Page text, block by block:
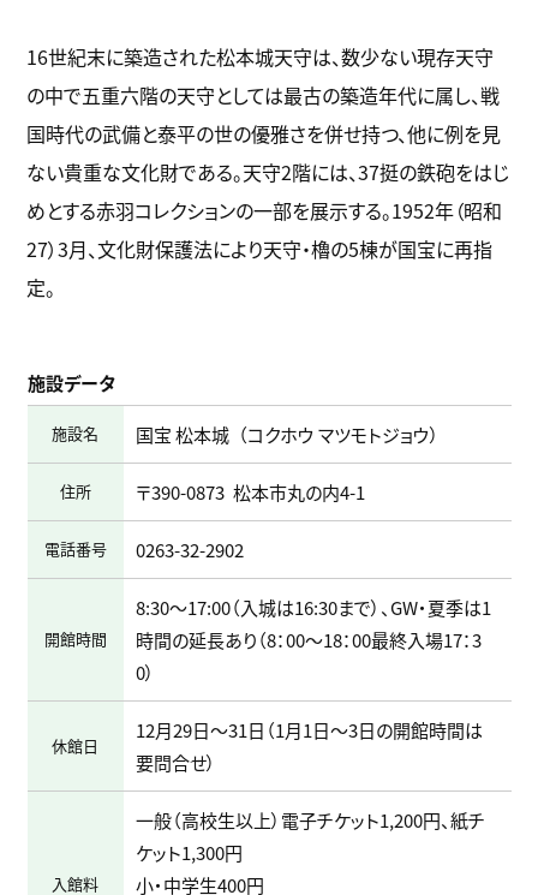
16世紀末に築造された松本城天守は、数少ない現存天守
の中で五重六階の天守としては最古の築造年代に属し、戦
国時代の武備と泰平の世の優雅さを併せ持つ、他に例を見
ない貴重な文化財である。天守2階には、37挺の鉄砲をはじ
めとする赤羽コレクションの一部を展示する。1952年（昭和
27）3月、文化財保護法により天守・櫓の5棟が国宝に再指
定。
施設データ
施設名 国宝 松本城 コクホウ マツモトジョウ
住所 〒390-0873 松本市丸の内4-1
電話番号 0263-32-2902
開館時間
8:30～17:00（入城は16:30まで）、GW・夏季は1
時間の延長あり（8：00～18：00最終入場17：3
0）
休館日
12月29日～31日（1月1日～3日の開館時間は
要問合せ）
入館料
一般（高校生以上）電子チケット1,200円、紙チ
ケット1,300円
小・中学生400円